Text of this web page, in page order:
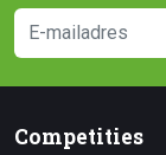
Competities